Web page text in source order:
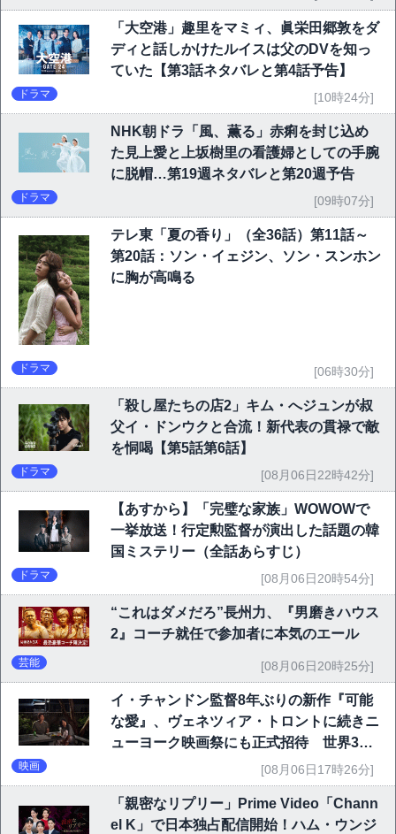
「大空港」趣里をマミィ、眞栄田郷敦をダ
ディと話しかけたルイスは父のDVを知っ
ていた【第3話ネタバレと第4話予告】
ドラマ [10時24分]
NHK朝ドラ「風、薫る」赤痢を封じ込め
た見上愛と上坂樹里の看護婦としての手腕
に脱帽…第19週ネタバレと第20週予告
ドラマ [09時07分]
テレ東「夏の香り」（全36話）第11話～
第20話：ソン・イェジン、ソン・スンホン
に胸が高鳴る
ドラマ [06時30分]
「殺し屋たちの店2」キム・へジュンが叔
父イ・ドンウクと合流！新代表の貫禄で敵
を恫喝【第5話第6話】
ドラマ [08月06日22時42分]
【あすから】「完璧な家族」WOWOWで
一挙放送！行定勲監督が演出した話題の韓
国ミステリー（全話あらすじ）
ドラマ [08月06日20時54分]
“これはダメだろ”長州力、『男磨きハウス
2』コーチ就任で参加者に本気のエール
芸能 [08月06日20時25分]
イ・チャンドン監督8年ぶりの新作『可能
な愛』、ヴェネツィア・トロントに続きニ
ューヨーク映画祭にも正式招待 世界3大
映画祭で快挙｜Netflix映画
映画 [08月06日17時26分]
「親密なリプリー」Prime Video「Chann
el K」で日本独占配信開始！ハム・ウンジ